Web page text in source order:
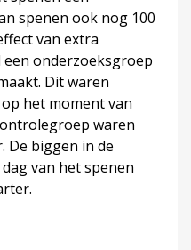
spenen ook nog 100
van extra
onderzoeksgroep
Dit waren
het moment van
waren
De biggen in de
van het spenen